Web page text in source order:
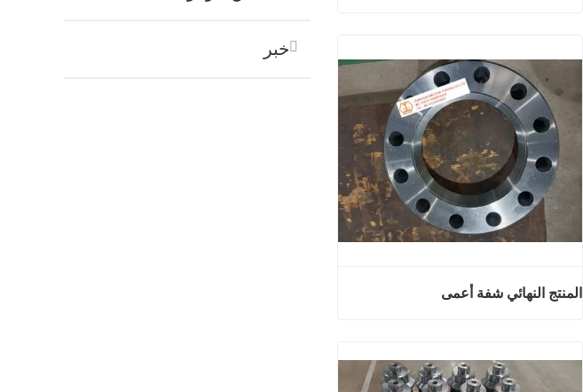
خبر اتصل الآن
المنتج النهائي شفة أعمى
اتصل الآن